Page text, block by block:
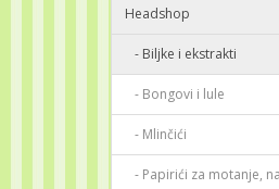
Headshop
- Biljke i ekstrakti
- Bongovi i lule
- Mlinčići
- Papirići za motanje,